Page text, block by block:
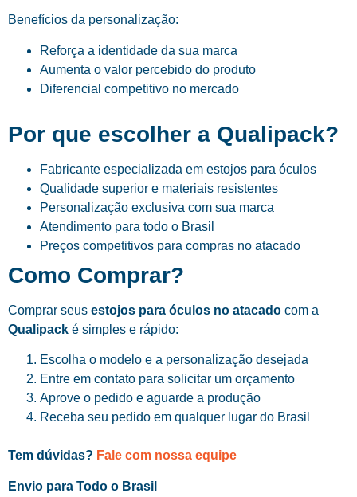
Benefícios da personalização:
Reforça a identidade da sua marca
Aumenta o valor percebido do produto
Diferencial competitivo no mercado
Por que escolher a Qualipack?
Fabricante especializada em estojos para óculos
Qualidade superior e materiais resistentes
Personalização exclusiva com sua marca
Atendimento para todo o Brasil
Preços competitivos para compras no atacado
Como Comprar?
Comprar seus estojos para óculos no atacado com a
Qualipack é simples e rápido:
Escolha o modelo e a personalização desejada
Entre em contato para solicitar um orçamento
Aprove o pedido e aguarde a produção
Receba seu pedido em qualquer lugar do Brasil
Tem dúvidas? Fale com nossa equipe
Envio para Todo o Brasil